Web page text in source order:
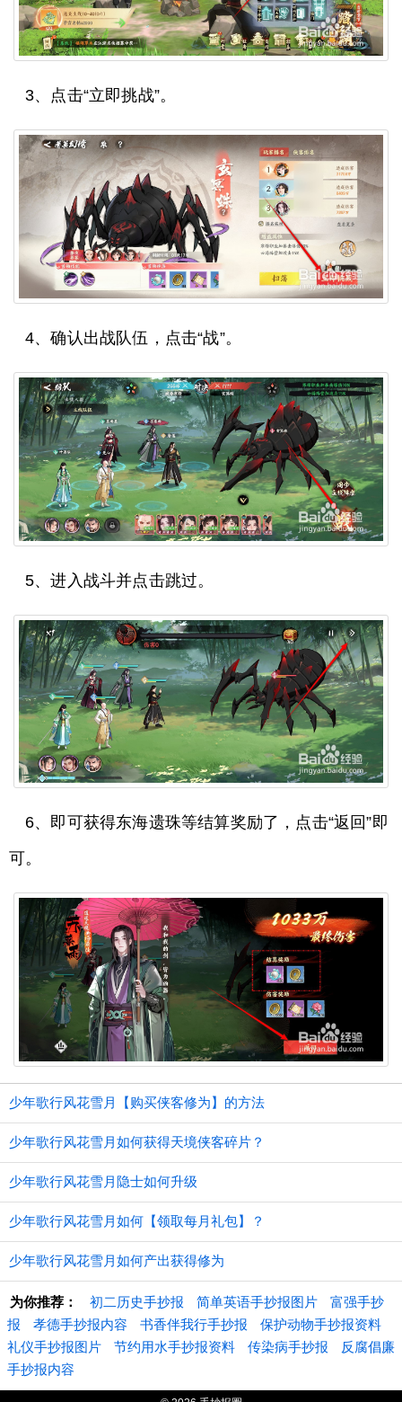
3、点击“立即挑战”。
4、确认出战队伍，点击“战”。
5、进入战斗并点击跳过。
6、即可获得东海遗珠等结算奖励了，点击“返回”即
可。
少年歌行风花雪月【购买侠客修为】的方法
少年歌行风花雪月如何获得天境侠客碎片？
少年歌行风花雪月隐士如何升级
少年歌行风花雪月如何【领取每月礼包】？
少年歌行风花雪月如何产出获得修为
为你推荐： 初二历史手抄报 简单英语手抄报图片
富强手抄
报
孝德手抄报内容 书香伴我行手抄报
保护动物手抄报资料
礼仪手抄报图片
节约用水手抄报资料 传染病手抄报
反腐倡廉
手抄报内容